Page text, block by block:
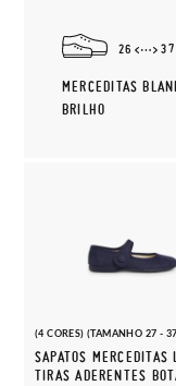
26 37
MERCEDITAS
BRILHO
(4 CORES) (TAMANHO 27 -
SAPATOS MERCEDITAS
TIRAS ADERENTES